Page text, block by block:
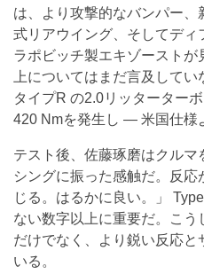
は、より攻撃的なバンパー
式リアウイング、そしてディ
ラポビッチ製エキゾースト
上についてはまだ言及して
タイプR の2.0リッターター
420 Nmを発生し — 米国仕様
テスト後、佐藤琢磨はクルマ
シングに振った感触だ。反
じる。はるかに良い。
ない数字以上に重要だ。こ
だけでなく、より鋭い反応
いる。